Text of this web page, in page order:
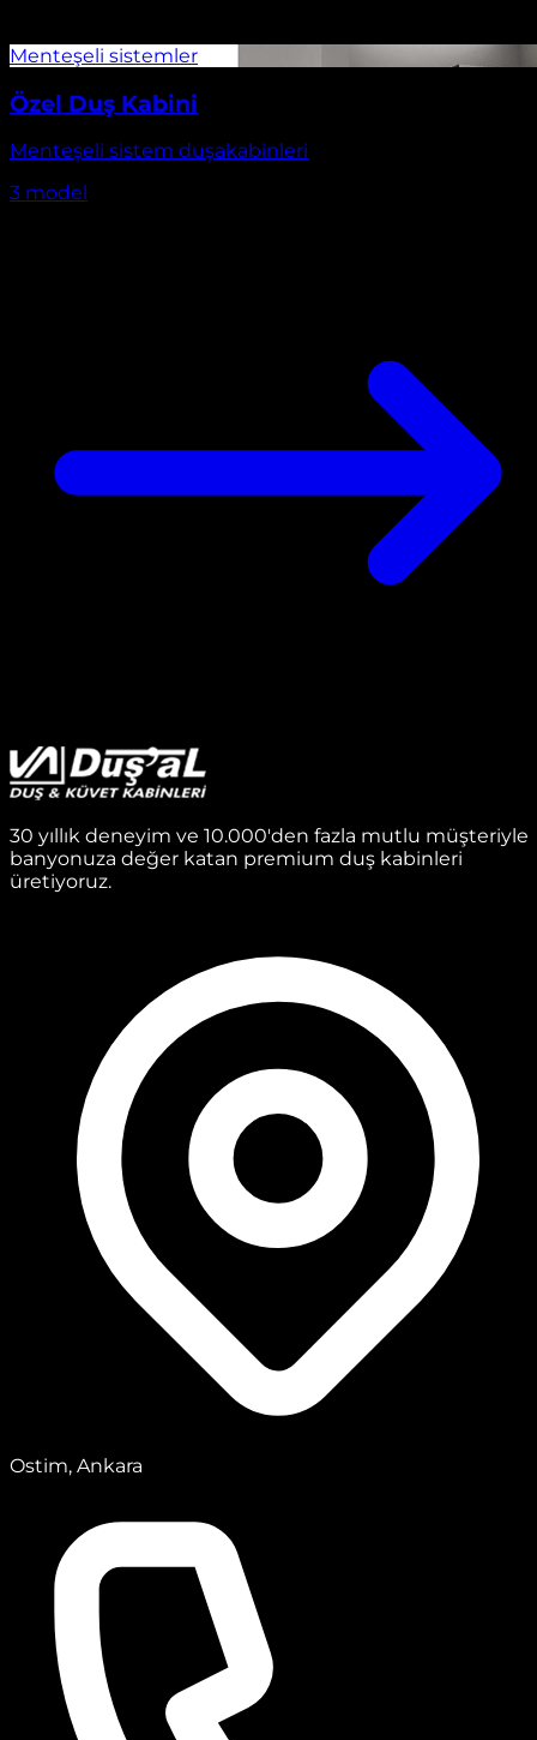
Özel Duş Kabini
Menteşeli sistem duşakabinleri
3 model
30 yıllık deneyim ve 10.000'den fazla mutlu müşteriyle
banyonuza değer katan premium duş kabinleri
üretiyoruz.
Ostim, Ankara